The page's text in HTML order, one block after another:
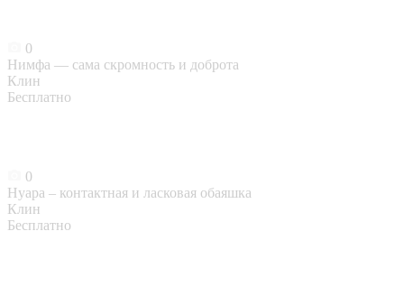
0
Нимфа — сама скромность и доброта
Клин
Бесплатно
0
Нуара – контактная и ласковая обаяшка
Клин
Бесплатно